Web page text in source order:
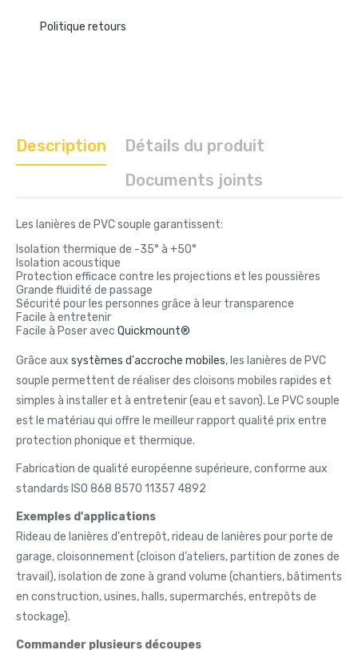
Politique retours
Description
Détails du produit
Documents joints
Les lanières de PVC souple garantissent:
Isolation thermique de -35° à +50°
Isolation acoustique
Protection efficace contre les projections et les poussières
Grande fluidité de passage
Sécurité pour les personnes grâce à leur transparence
Facile à entretenir
Facile à Poser avec Quickmount®
Grâce aux systèmes d'accroche mobiles, les lanières de PVC
souple permettent de réaliser des cloisons mobiles rapides et
simples à installer et à entretenir (eau et savon). Le PVC souple
est le matériau qui offre le meilleur rapport qualité prix entre
protection phonique et thermique.
Fabrication de qualité européenne supérieure, conforme aux
standards ISO 868 8570 11357 4892
Exemples d'applications
Rideau de lanières d'entrepôt, rideau de lanières pour porte de
garage, cloisonnement (cloison d’ateliers, partition de zones de
travail), isolation de zone à grand volume (chantiers, bâtiments
en construction, usines, halls, supermarchés, entrepôts de
stockage).
Commander plusieurs découpes